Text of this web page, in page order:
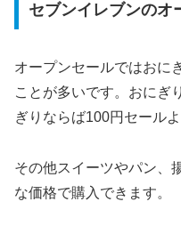
セブンイレブンのオ
オープンセールではおに
ことが多いです。おにぎ
ぎりならば100円セールよ
その他スイーツやパン、
な価格で購入できます。